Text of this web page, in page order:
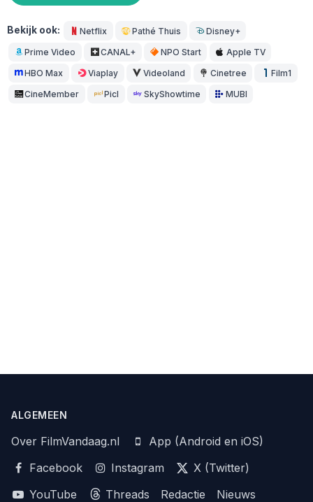
Bekijk ook: Netflix Pathé Thuis Disney+
Prime Video CANAL+ NPO Start Apple TV
HBO Max Viaplay Videoland Cinetree Film1
CineMember Picl SkyShowtime MUBI
ALGEMEEN
Over FilmVandaag.nl
App (Android en iOS)
Facebook
Instagram
X (Twitter)
YouTube
Threads Redactie
Nieuws